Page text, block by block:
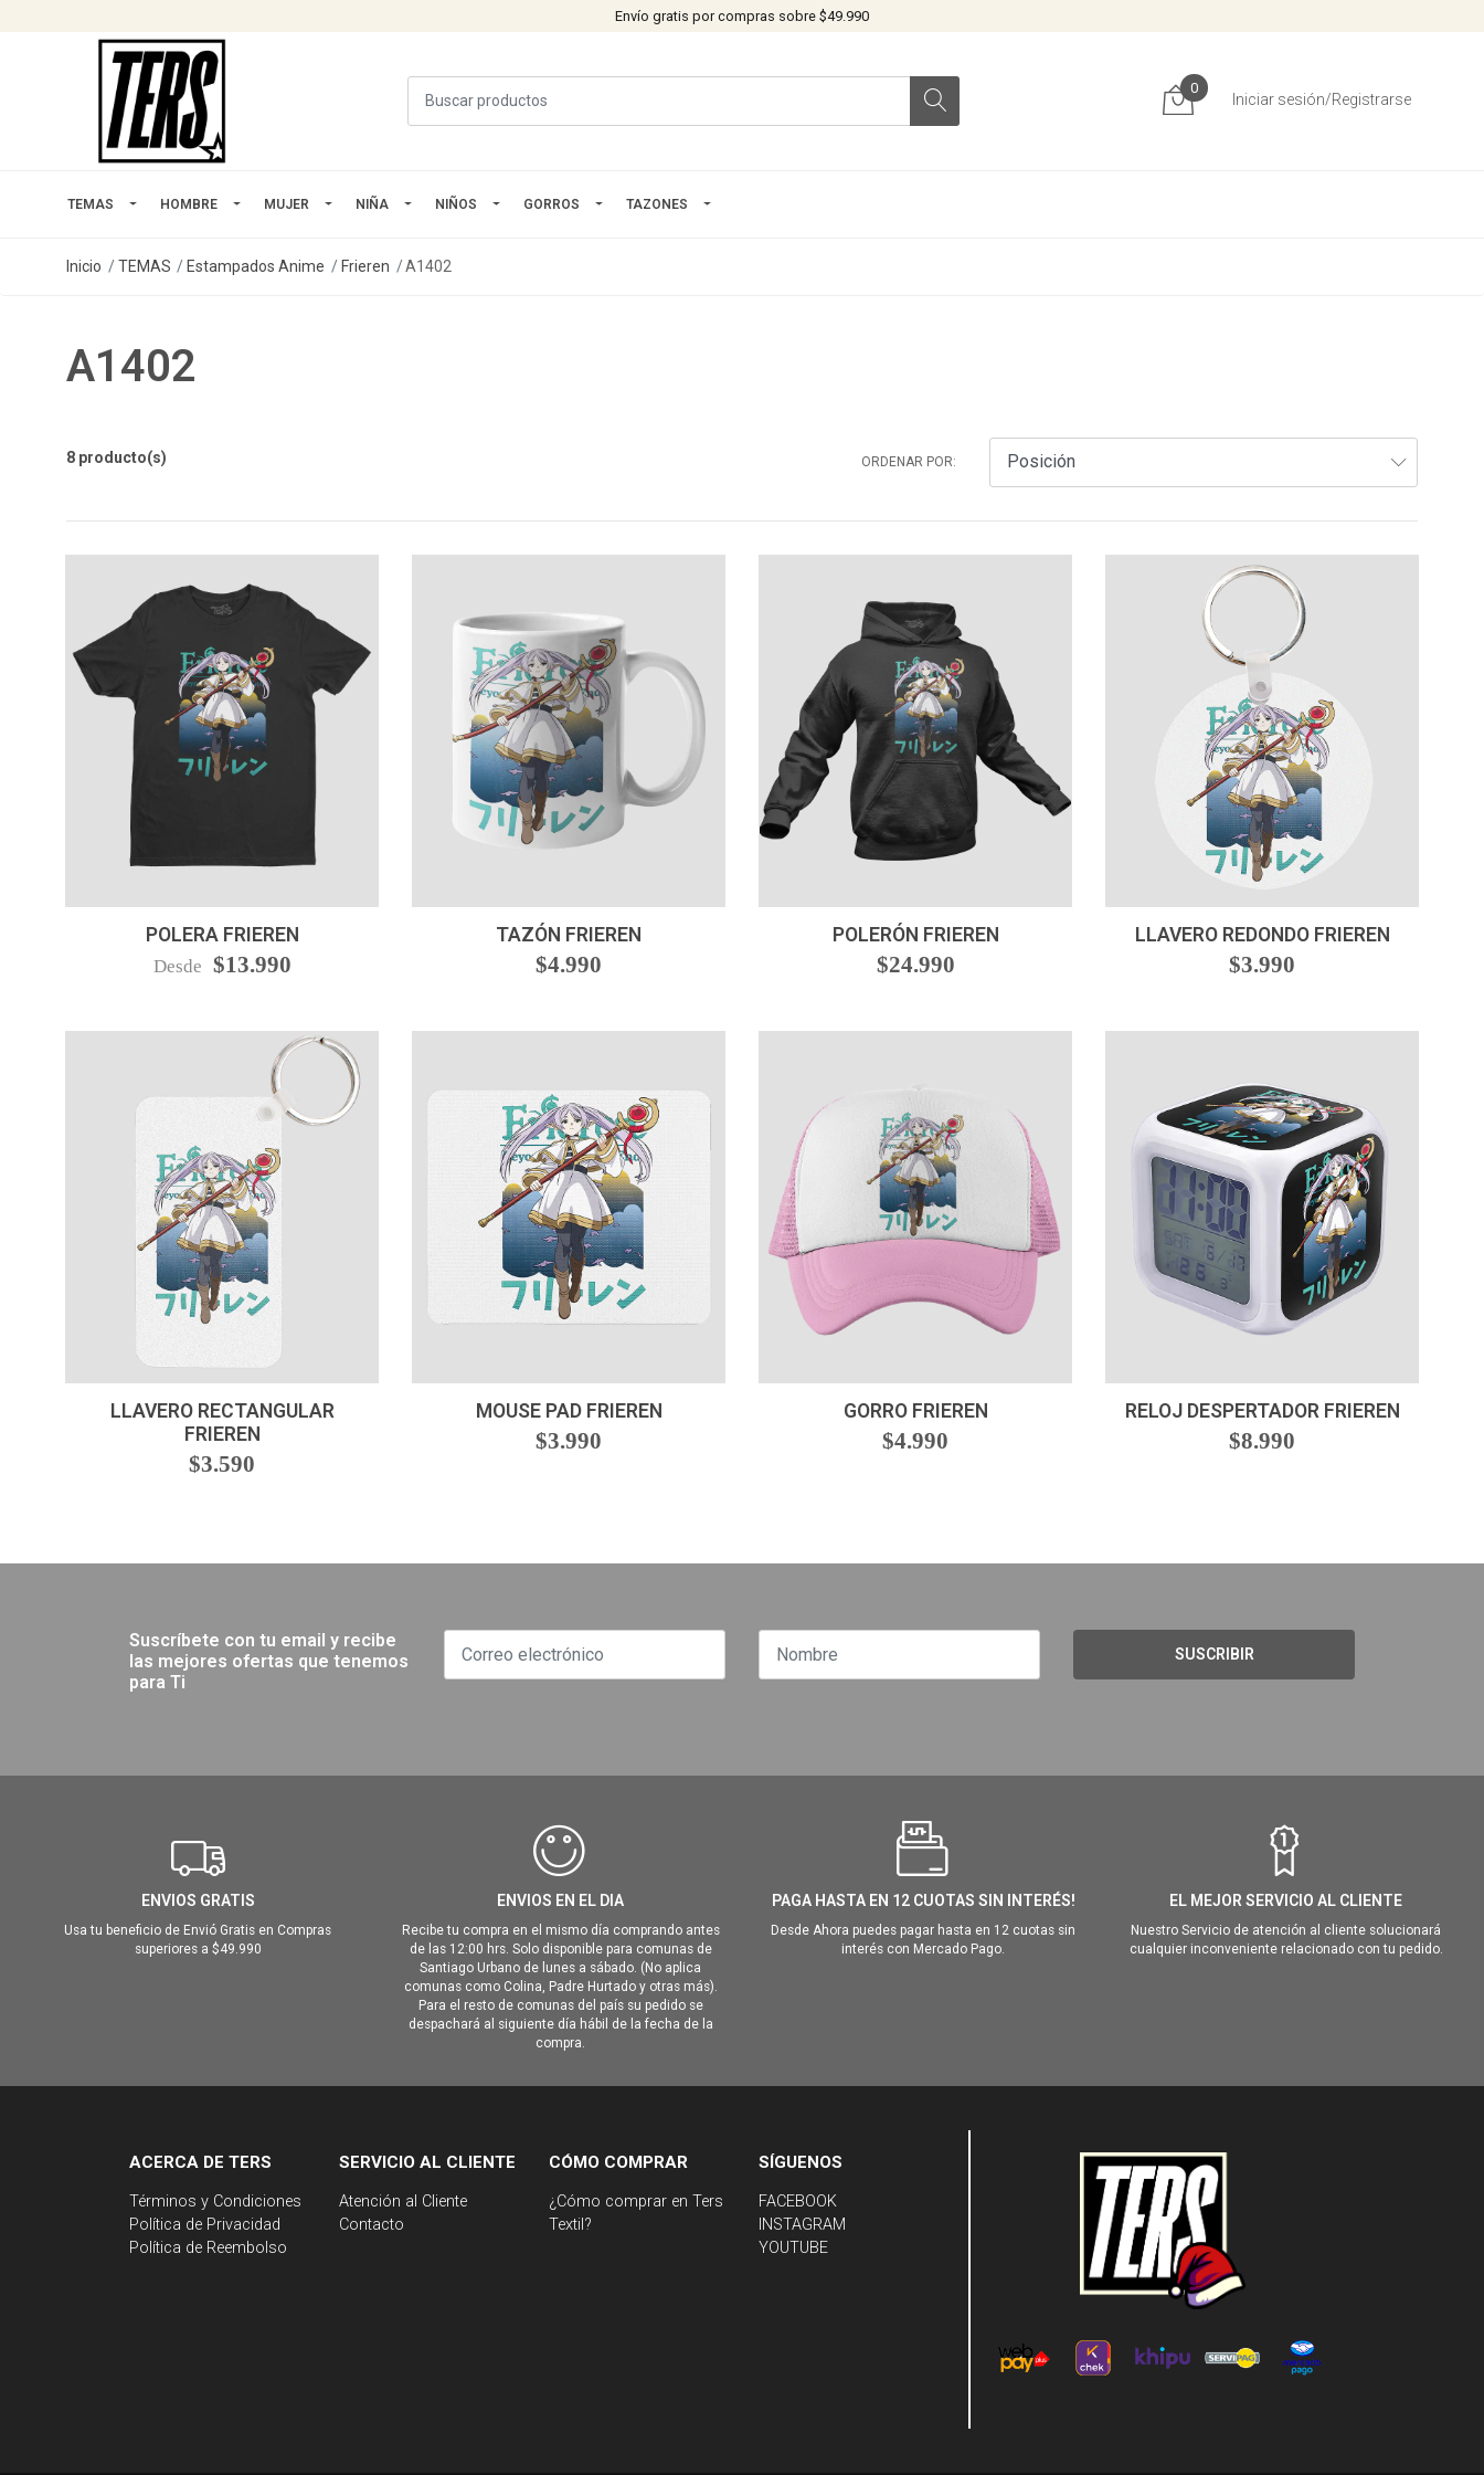
Envío gratis por compras sobre $49.990
0
Iniciar sesión/Registrarse
TEMAS HOMBRE MUJER NIÑA NIÑOS GORROS TAZONES
Inicio TEMAS Estampados Anime Frieren A1402
A1402
8 producto(s) ORDENAR POR:
POLERA FRIEREN
VER OPCIONES
Desde $13.990
TAZÓN FRIEREN
$4.990
POLERÓN FRIEREN
$24.990
LLAVERO REDONDO FRIEREN
+
$3.990
LLAVERO RECTANGULAR
FRIEREN
$3.590
MOUSE PAD FRIEREN
$3.990
GORRO FRIEREN
$4.990
RELOJ DESPERTADOR FRIEREN
$8.990
Suscríbete con tu email y recibe
las mejores ofertas que tenemos
para Ti
SUSCRIBIR
ENVIOS GRATIS
Usa tu beneficio de Envió Gratis en Compras
superiores a $49.990
ENVIOS EN EL DIA
Recibe tu compra en el mismo día comprando antes
de las 12:00 hrs. Solo disponible para comunas de
Santiago Urbano de lunes a sábado. (No aplica
comunas como Colina, Padre Hurtado y otras más).
Para el resto de comunas del país su pedido se
despachará al siguiente día hábil de la fecha de la
compra.
PAGA HASTA EN 12 CUOTAS SIN INTERÉS!
Desde Ahora puedes pagar hasta en 12 cuotas sin
interés con Mercado Pago.
EL MEJOR SERVICIO AL CLIENTE
Nuestro Servicio de atención al cliente solucionará
cualquier inconveniente relacionado con tu pedido.
ACERCA DE TERS
Términos y Condiciones
Política de Privacidad
Política de Reembolso
SERVICIO AL CLIENTE
Atención al Cliente
Contacto
CÓMO COMPRAR
¿Cómo comprar en Ters
Textil?
SÍGUENOS
FACEBOOK
INSTAGRAM
YOUTUBE